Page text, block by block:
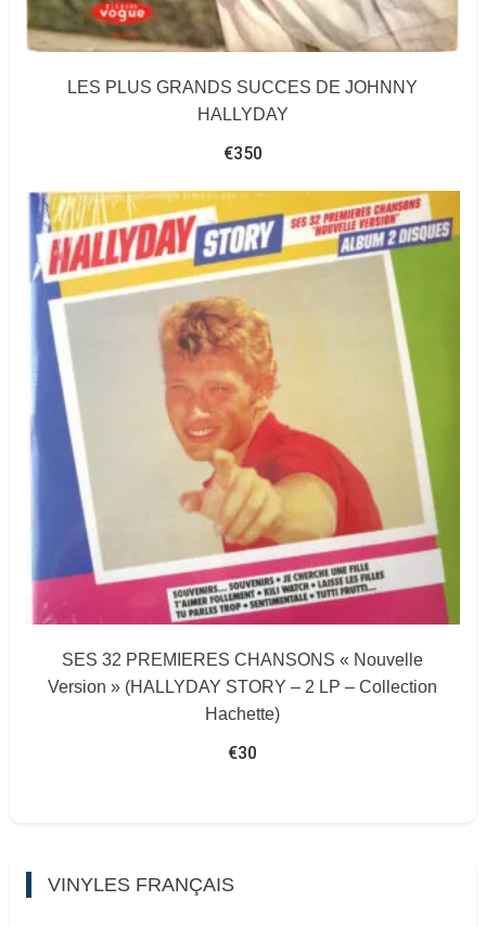
LES PLUS GRANDS SUCCES DE JOHNNY
HALLYDAY
€350
SES 32 PREMIERES CHANSONS « Nouvelle
Version » (HALLYDAY STORY – 2 LP – Collection
Hachette)
€30
VINYLES FRANÇAIS